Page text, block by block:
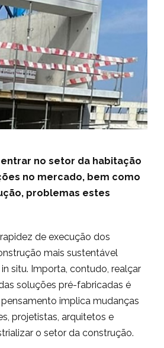
no setor da habitação
no mercado, bem como
problemas estes
de execução dos
mais sustentável
situ. Importa, contudo, realçar
soluções pré-fabricadas é
implica mudanças
projetistas, arquitetos e
o setor da construção.